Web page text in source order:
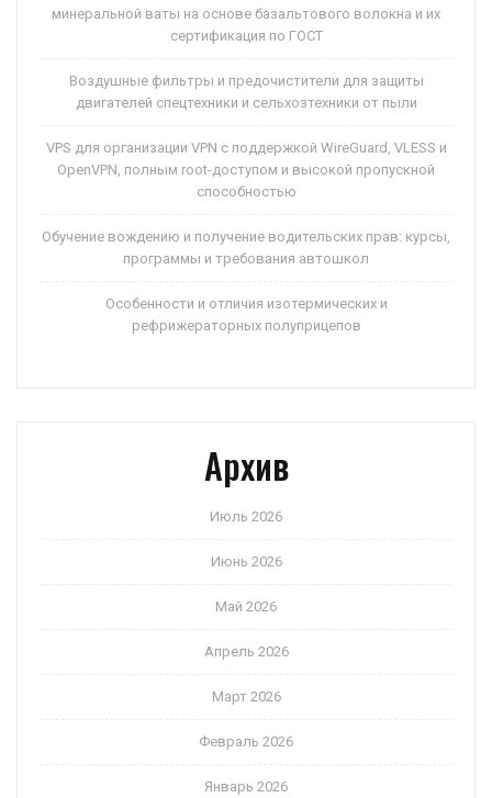
минеральной ваты на основе базальтового волокна и их
сертификация по ГОСТ
Воздушные фильтры и предочистители для защиты
двигателей спецтехники и сельхозтехники от пыли
VPS для организации VPN с поддержкой WireGuard, VLESS и
OpenVPN, полным root-доступом и высокой пропускной
способностью
Обучение вождению и получение водительских прав: курсы,
программы и требования автошкол
Особенности и отличия изотермических и
рефрижераторных полуприцепов
Архив
Июль 2026
Июнь 2026
Май 2026
Апрель 2026
Март 2026
Февраль 2026
Январь 2026